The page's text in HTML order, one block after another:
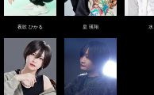
夜吹 ひかる 皇 瑛翔 水